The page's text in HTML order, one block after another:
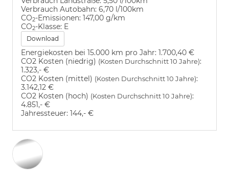
Verbrauch Autobahn: 6,70 l/100km
CO2-Emissionen: 147,00 g/km
CO2-Klasse: E
Download
Energiekosten bei 15.000 km pro Jahr: 1.700,40 €
CO2 Kosten (niedrig) (Kosten Durchschnitt 10 Jahre):
1.323,- €
CO2 Kosten (mittel) (Kosten Durchschnitt 10 Jahre):
3.142,12 €
CO2 Kosten (hoch) (Kosten Durchschnitt 10 Jahre):
4.851,- €
Jahressteuer: 144,- €